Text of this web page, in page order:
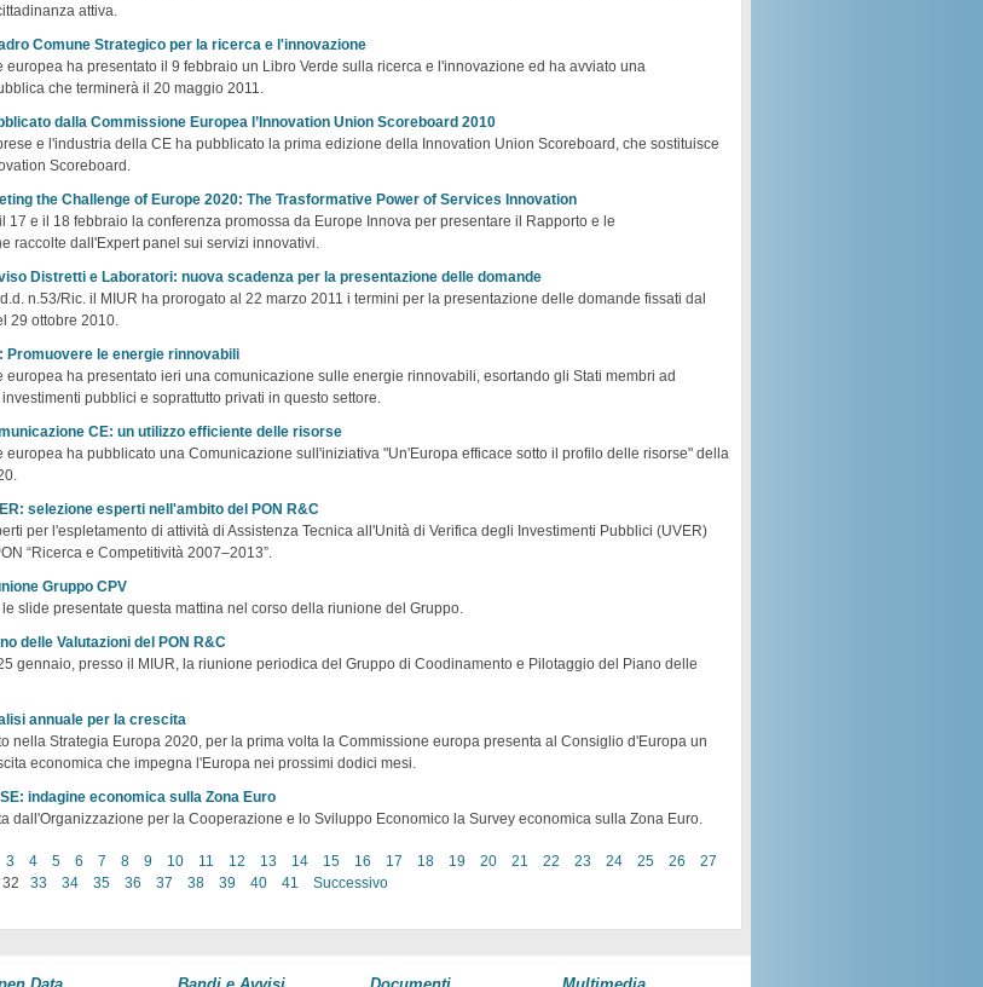
attiva.
Comune Strategico per la ricerca e l'innovazione
europea ha presentato il 9 febbraio un Libro Verde sulla ricerca e l'innovazione ed ha avviato una
che terminerà il 20 maggio 2011.
dalla Commissione Europea l’Innovation Union Scoreboard 2010
e l'industria della CE ha pubblicato la prima edizione della Innovation Union Scoreboard, che sostituisce
Scoreboard.
the Challenge of Europe 2020: The Trasformative Power of Services Innovation
17 e il 18 febbraio la conferenza promossa da Europe Innova per presentare il Rapporto e le
raccolte dall'Expert panel sui servizi innovativi.
Distretti e Laboratori: nuova scadenza per la presentazione delle domande
n.53/Ric. il MIUR ha prorogato al 22 marzo 2011 i termini per la presentazione delle domande fissati dal
29 ottobre 2010.
Promuovere le energie rinnovabili
europea ha presentato ieri una comunicazione sulle energie rinnovabili, esortando gli Stati membri ad
pubblici e soprattutto privati in questo settore.
CE: un utilizzo efficiente delle risorse
europea ha pubblicato una Comunicazione sull'iniziativa "Un'Europa efficace sotto il profilo delle risorse" della
selezione esperti nell'ambito del PON R&C
per l'espletamento di attività di Assistenza Tecnica all'Unità di Verifica degli Investimenti Pubblici (UVER)
“Ricerca e Competitività 2007–2013”.
Gruppo CPV
slide presentate questa mattina nel corso della riunione del Gruppo.
delle Valutazioni del PON R&C
gennaio, presso il MIUR, la riunione periodica del Gruppo di Coodinamento e Pilotaggio del Piano delle
annuale per la crescita
nella Strategia Europa 2020, per la prima volta la Commissione europa presenta al Consiglio d'Europa un
economica che impegna l'Europa nei prossimi dodici mesi.
indagine economica sulla Zona Euro
dall'Organizzazione per la Cooperazione e lo Sviluppo Economico la Survey economica sulla Zona Euro.
3 4 5 6 7 8 9 10 11 12 13 14 15 16 17 18 19 20 21 22 23 24 25 26
27
32 33 34 35 36 37 38 39 40 41 Successivo